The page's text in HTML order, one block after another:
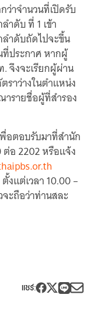
าจำนวนที่เปิดรับ
ำดับ ที่ 1 เข้า
ำดับถัดไปจะขึ้น
ที่ประกาศ หากผู้
จึงจะเรียกผู้ผ่าน
าว่างในตำแหน่ง
ารายชื่อผู้ที่สำรอง
อตอบรับมาที่สำนัก
อ 2202 หรือแจ้ง
งแต่เวลา 10.00 –
ะถือว่าท่านสละ
แชร์: